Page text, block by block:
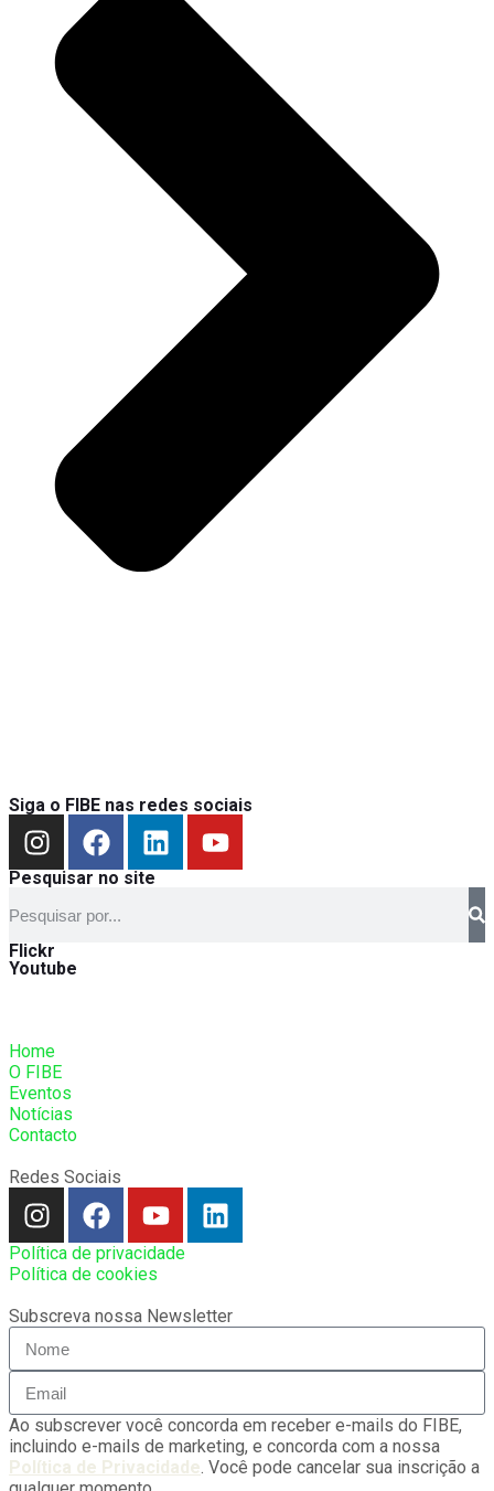
Siga o FIBE nas redes sociais
Pesquisar no site
Flickr
Youtube
Home
O FIBE
Eventos
Notícias
Contacto
Redes Sociais
Política de privacidade
Política de cookies
Subscreva nossa Newsletter
Ao subscrever você concorda em receber e-mails do FIBE,
incluindo e-mails de marketing, e concorda com a nossa
Política de Privacidade. Você pode cancelar sua inscrição a